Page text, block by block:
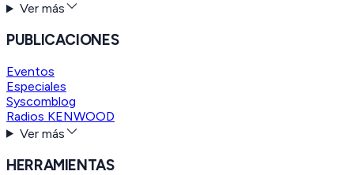
Ver más
PUBLICACIONES
Eventos
Especiales
Syscomblog
Radios KENWOOD
Ver más
HERRAMIENTAS